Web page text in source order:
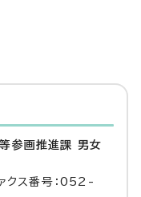
参画推進課 男女
ス番号：052-